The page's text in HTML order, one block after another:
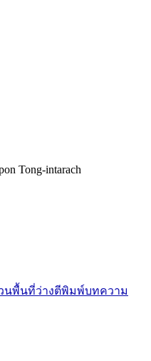
Tong-intarach
นพื้นที่ว่างตีพิมพ์บทความ